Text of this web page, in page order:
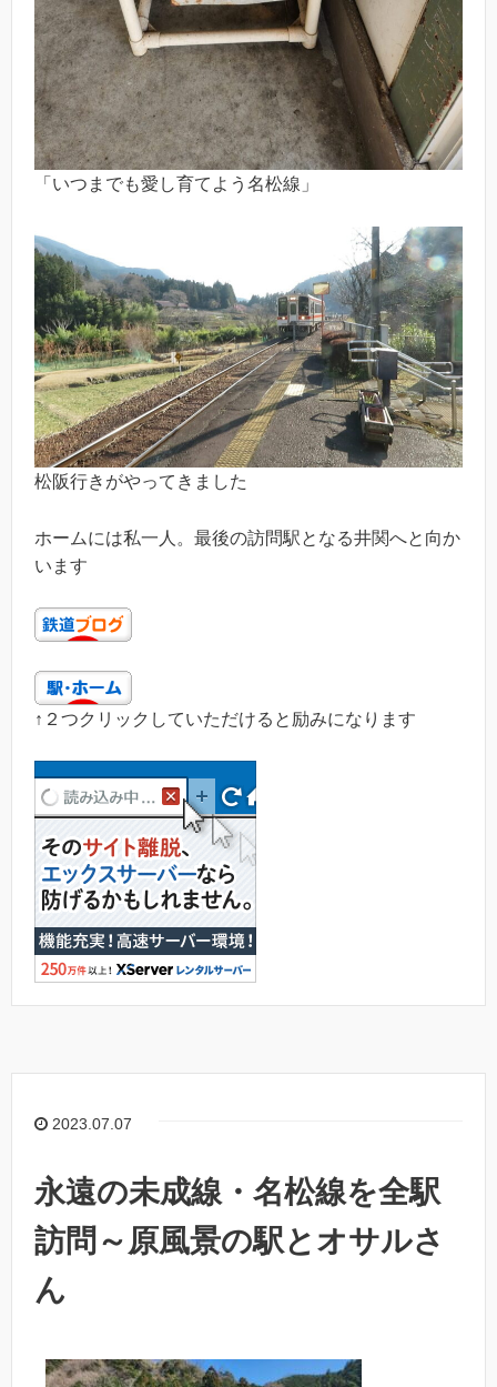
「いつまでも愛し育てよう名松線」
松阪行きがやってきました
ホームには私一人。最後の訪問駅となる井関へと向か
います
↑２つクリックしていただけると励みになります
2023.07.07
永遠の未成線・名松線を全駅
訪問～原風景の駅とオサルさ
ん